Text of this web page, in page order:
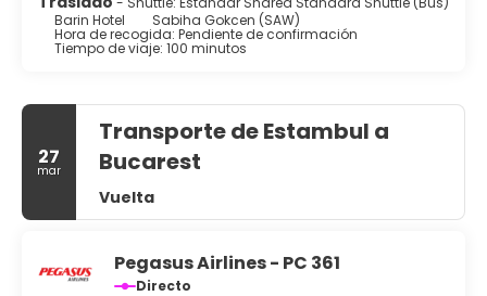
Barin Hotel
Sabiha Gokcen (SAW)
Hora de recogida: Pendiente de confirmación
Tiempo de viaje: 100 minutos
27
mar
Transporte de Estambul a
Bucarest
Vuelta
Pegasus Airlines - PC 361
Directo